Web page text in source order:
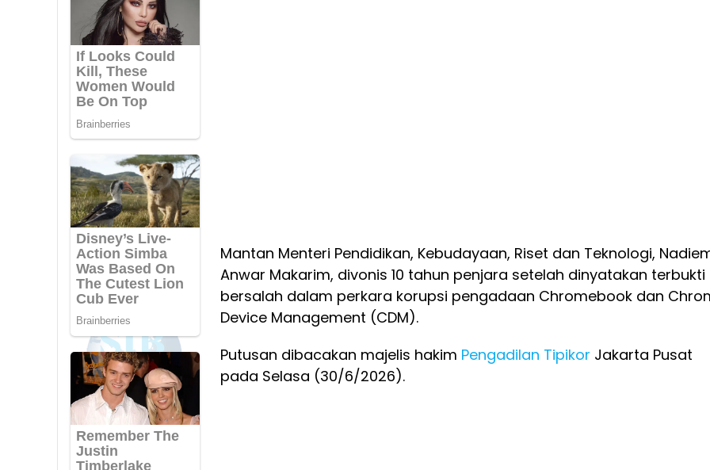
Mantan Menteri Pendidikan, Kebudayaan, Riset dan Teknologi,
Anwar Makarim, divonis 10 tahun penjara setelah dinyatakan terbukti
bersalah dalam perkara korupsi pengadaan Chromebook dan
Device Management (CDM).
Putusan dibacakan majelis hakim Pengadilan Tipikor Jakarta Pusat
pada Selasa (30/6/2026).